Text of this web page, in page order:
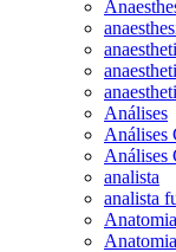
Análises
Análises
Análises
analista
analista
Anatomia